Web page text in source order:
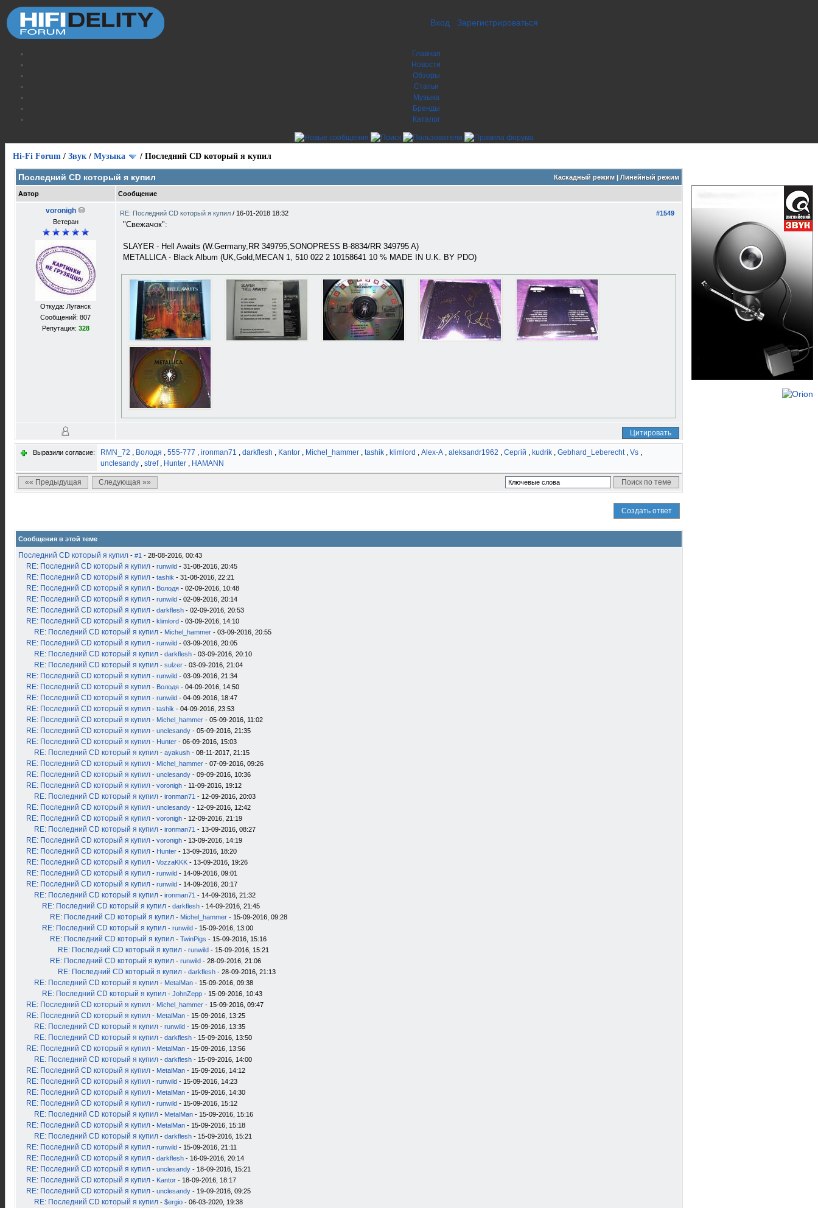
Вход Зарегистрироваться
Главная
Новости
Обзоры
Статьи
Музыка
Бренды
Каталог
Hi-Fi Forum / Звук / Музыка / Последний CD который я купил
Каскадный режим| Линейный режим
Последний CD который я купил
Автор Сообщение
voronigh
Ветеран
Откуда: Луганск
Сообщений: 807
Репутация: 328
#1549
RE: Последний CD который я купил / 16-01-2018 18:32
"Свежачок":
SLAYER - Hell Awaits (W.Germany,RR 349795,SONOPRESS B-8834/RR 349795 A)
METALLICA - Black Album (UK,Gold,MECAN 1, 510 022 2 10158641 10 % MADE IN U.K. BY PDO)
Цитировать
Выразили согласие: RMN_72 , Володя , 555-777 , ironman71 , darkflesh , Kantor , Michel_hammer , tashik , klimlord , Alex-A , aleksandr1962 , Сергій , kudrik , Gebhard_Leberecht, Vs ,
unclesandy , stref, Hunter , HAMANN
«« Предыдущая Следующая »»
Создать ответ
Сообщения в этой теме
Последний CD который я купил - #1 - 28-08-2016, 00:43
RE: Последний CD который я купил - runwild - 31-08-2016, 20:45
RE: Последний CD который я купил - tashik - 31-08-2016, 22:21
RE: Последний CD который я купил - Володя - 02-09-2016, 10:48
RE: Последний CD который я купил - runwild - 02-09-2016, 20:14
RE: Последний CD который я купил - darkflesh - 02-09-2016, 20:53
RE: Последний CD который я купил - klimlord - 03-09-2016, 14:10
RE: Последний CD который я купил - Michel_hammer - 03-09-2016, 20:55
RE: Последний CD который я купил - runwild - 03-09-2016, 20:05
RE: Последний CD который я купил - darkflesh - 03-09-2016, 20:10
RE: Последний CD который я купил - sulzer - 03-09-2016, 21:04
RE: Последний CD который я купил - runwild - 03-09-2016, 21:34
RE: Последний CD который я купил - Володя - 04-09-2016, 14:50
RE: Последний CD который я купил - runwild - 04-09-2016, 18:47
RE: Последний CD который я купил - tashik - 04-09-2016, 23:53
RE: Последний CD который я купил - Michel_hammer - 05-09-2016, 11:02
RE: Последний CD который я купил - unclesandy - 05-09-2016, 21:35
RE: Последний CD который я купил - Hunter - 06-09-2016, 15:03
RE: Последний CD который я купил - ayakush - 08-11-2017, 21:15
RE: Последний CD который я купил - Michel_hammer - 07-09-2016, 09:26
RE: Последний CD который я купил - unclesandy - 09-09-2016, 10:36
RE: Последний CD который я купил - voronigh - 11-09-2016, 19:12
RE: Последний CD который я купил - ironman71 - 12-09-2016, 20:03
RE: Последний CD который я купил - unclesandy - 12-09-2016, 12:42
RE: Последний CD который я купил - voronigh - 12-09-2016, 21:19
RE: Последний CD который я купил - ironman71 - 13-09-2016, 08:27
RE: Последний CD который я купил - voronigh - 13-09-2016, 14:19
RE: Последний CD который я купил - Hunter - 13-09-2016, 18:20
RE: Последний CD который я купил - VozzaKKK - 13-09-2016, 19:26
RE: Последний CD который я купил - runwild - 14-09-2016, 09:01
RE: Последний CD который я купил - runwild - 14-09-2016, 20:17
RE: Последний CD который я купил - ironman71 - 14-09-2016, 21:32
RE: Последний CD который я купил - darkflesh - 14-09-2016, 21:45
RE: Последний CD который я купил - Michel_hammer - 15-09-2016, 09:28
RE: Последний CD который я купил - runwild - 15-09-2016, 13:00
RE: Последний CD который я купил - TwinPigs - 15-09-2016, 15:16
RE: Последний CD который я купил - runwild - 15-09-2016, 15:21
RE: Последний CD который я купил - runwild - 28-09-2016, 21:06
RE: Последний CD который я купил - darkflesh - 28-09-2016, 21:13
RE: Последний CD который я купил - MetalMan - 15-09-2016, 09:38
RE: Последний CD который я купил - JohnZepp - 15-09-2016, 10:43
RE: Последний CD который я купил - Michel_hammer - 15-09-2016, 09:47
RE: Последний CD который я купил - MetalMan - 15-09-2016, 13:25
RE: Последний CD который я купил - runwild - 15-09-2016, 13:35
RE: Последний CD который я купил - darkflesh - 15-09-2016, 13:50
RE: Последний CD который я купил - MetalMan - 15-09-2016, 13:56
RE: Последний CD который я купил - darkflesh - 15-09-2016, 14:00
RE: Последний CD который я купил - MetalMan - 15-09-2016, 14:12
RE: Последний CD который я купил - runwild - 15-09-2016, 14:23
RE: Последний CD который я купил - MetalMan - 15-09-2016, 14:30
RE: Последний CD который я купил - runwild - 15-09-2016, 15:12
RE: Последний CD который я купил - MetalMan - 15-09-2016, 15:16
RE: Последний CD который я купил - MetalMan - 15-09-2016, 15:18
RE: Последний CD который я купил - darkflesh - 15-09-2016, 15:21
RE: Последний CD который я купил - runwild - 15-09-2016, 21:11
RE: Последний CD который я купил - darkflesh - 16-09-2016, 20:14
RE: Последний CD который я купил - unclesandy - 18-09-2016, 15:21
RE: Последний CD который я купил - Kantor - 18-09-2016, 18:17
RE: Последний CD который я купил - unclesandy - 19-09-2016, 09:25
RE: Последний CD который я купил - $ergio - 06-03-2020, 19:38